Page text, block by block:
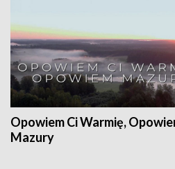
Opowiem Ci Warmię,
Mazury